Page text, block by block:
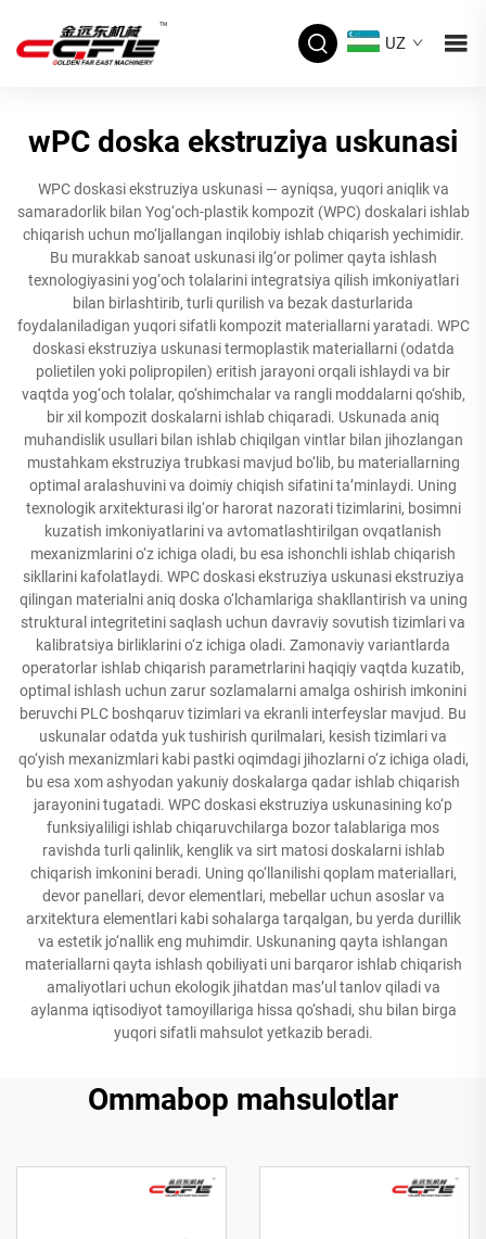
UZ
wPC doska ekstruziya uskunasi
WPC doskasi ekstruziya uskunasi — ayniqsa, yuqori aniqlik va
samaradorlik bilan Yog‘och-plastik kompozit (WPC) doskalari ishlab
chiqarish uchun mo‘ljallangan inqilobiy ishlab chiqarish yechimidir.
Bu murakkab sanoat uskunasi ilg‘or polimer qayta ishlash
texnologiyasini yog‘och tolalarini integratsiya qilish imkoniyatlari
bilan birlashtirib, turli qurilish va bezak dasturlarida
foydalaniladigan yuqori sifatli kompozit materiallarni yaratadi. WPC
doskasi ekstruziya uskunasi termoplastik materiallarni (odatda
polietilen yoki polipropilen) eritish jarayoni orqali ishlaydi va bir
vaqtda yog‘och tolalar, qo‘shimchalar va rangli moddalarni qo‘shib,
bir xil kompozit doskalarni ishlab chiqaradi. Uskunada aniq
muhandislik usullari bilan ishlab chiqilgan vintlar bilan jihozlangan
mustahkam ekstruziya trubkasi mavjud bo‘lib, bu materiallarning
optimal aralashuvini va doimiy chiqish sifatini ta’minlaydi. Uning
texnologik arxitekturasi ilg‘or harorat nazorati tizimlarini, bosimni
kuzatish imkoniyatlarini va avtomatlashtirilgan ovqatlanish
mexanizmlarini o‘z ichiga oladi, bu esa ishonchli ishlab chiqarish
sikllarini kafolatlaydi. WPC doskasi ekstruziya uskunasi ekstruziya
qilingan materialni aniq doska o‘lchamlariga shakllantirish va uning
struktural integritetini saqlash uchun davraviy sovutish tizimlari va
kalibratsiya birliklarini o‘z ichiga oladi. Zamonaviy variantlarda
operatorlar ishlab chiqarish parametrlarini haqiqiy vaqtda kuzatib,
optimal ishlash uchun zarur sozlamalarni amalga oshirish imkonini
beruvchi PLC boshqaruv tizimlari va ekranli interfeyslar mavjud. Bu
uskunalar odatda yuk tushirish qurilmalari, kesish tizimlari va
qo‘yish mexanizmlari kabi pastki oqimdagi jihozlarni o‘z ichiga oladi,
bu esa xom ashyodan yakuniy doskalarga qadar ishlab chiqarish
jarayonini tugatadi. WPC doskasi ekstruziya uskunasining ko‘p
funksiyaliligi ishlab chiqaruvchilarga bozor talablariga mos
ravishda turli qalinlik, kenglik va sirt matosi doskalarni ishlab
chiqarish imkonini beradi. Uning qo‘llanilishi qoplam materiallari,
devor panellari, devor elementlari, mebellar uchun asoslar va
arxitektura elementlari kabi sohalarga tarqalgan, bu yerda durillik
va estetik jo‘nallik eng muhimdir. Uskunaning qayta ishlangan
materiallarni qayta ishlash qobiliyati uni barqaror ishlab chiqarish
amaliyotlari uchun ekologik jihatdan mas’ul tanlov qiladi va
aylanma iqtisodiyot tamoyillariga hissa qo‘shadi, shu bilan birga
yuqori sifatli mahsulot yetkazib beradi.
Ommabop mahsulotlar